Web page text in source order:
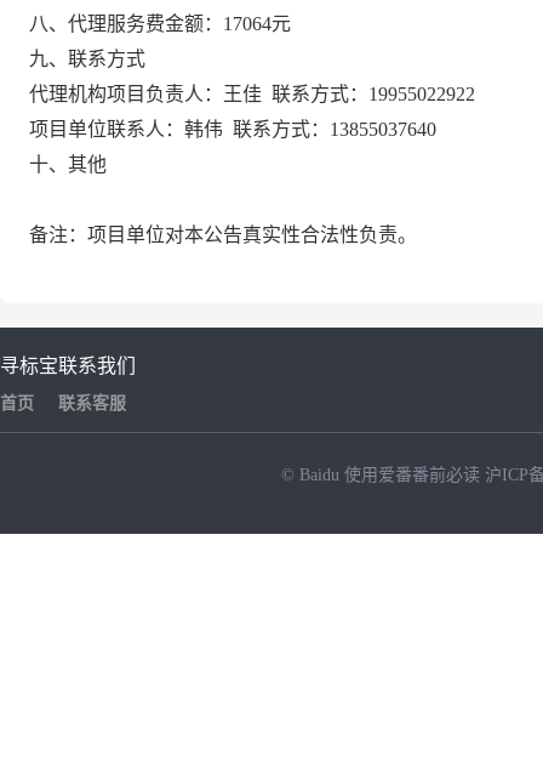
八、代理服务费金额：17064元
九、联系方式
代理机构项目负责人：
王佳 联系方式： 19955022922
项目单位联系人： 韩伟 联系方式： 13855037640
十、其他
备注：项目单位对本公告真实性合法性负责。
寻标宝
首页
联系我们
联系客服
© Baidu 使用爱番番前必读 沪ICP